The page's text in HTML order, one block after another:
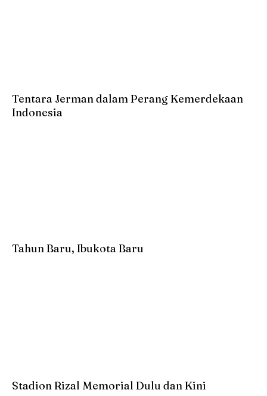
Tentara Jerman dalam Perang Kemerdekaan
Indonesia
Tahun Baru, Ibukota Baru
Stadion Rizal Memorial Dulu dan Kini